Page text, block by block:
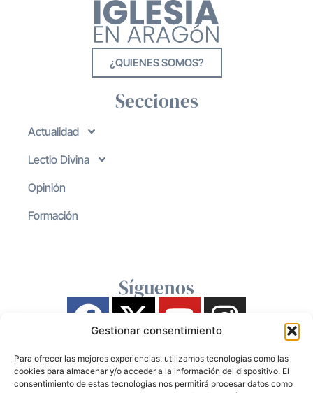
Gestionar consentimiento
Para ofrecer las mejores experiencias, utilizamos tecnologías como las
cookies para almacenar y/o acceder a la información del dispositivo. El
consentimiento de estas tecnologías nos permitirá procesar datos como
¿QUIENES SOMOS?
Secciones
Actualidad
Lectio Divina
Opinión
Formación
Síguenos